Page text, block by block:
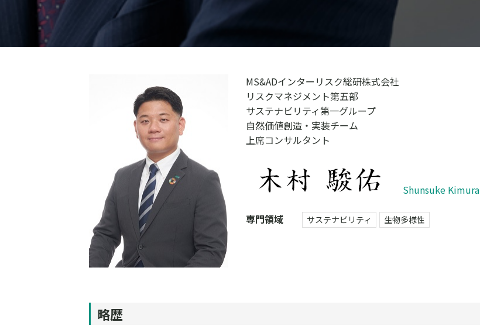
MS&ADインターリスク総研株式会社
リスクマネジメント第五部
サステナビリティ第一グループ
自然価値創造・実装チーム
上席コンサルタント
Shunsuke Kimura
専門領域 サステナビリティ 生物多様性
略歴